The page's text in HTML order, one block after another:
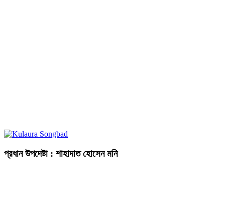
প্রধান উপদেষ্টা : শাহাদাত হোসেন মনি